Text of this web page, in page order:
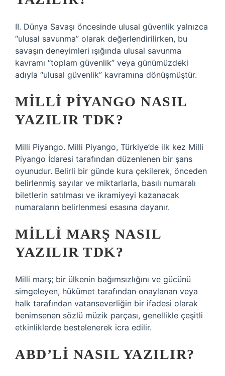
II. Dünya Savaşı öncesinde ulusal güvenlik yalnızca
“ulusal savunma” olarak değerlendirilirken, bu
savaşın deneyimleri ışığında ulusal savunma
kavramı “toplam güvenlik” veya günümüzdeki
adıyla “ulusal güvenlik” kavramına dönüşmüştür.
MILLI PIYANGO NASIL
YAZILIR TDK?
Milli Piyango. Milli Piyango, Türkiye’de ilk kez Milli
Piyango İdaresi tarafından düzenlenen bir şans
oyunudur. Belirli bir günde kura çekilerek, önceden
belirlenmiş sayılar ve miktarlarla, basılı numaralı
biletlerin satılması ve ikramiyeyi kazanacak
numaraların belirlenmesi esasına dayanır.
MILLI MARŞ NASIL
YAZILIR TDK?
Milli marş; bir ülkenin bağımsızlığını ve gücünü
simgeleyen, hükümet tarafından onaylanan veya
halk tarafından vatanseverliğin bir ifadesi olarak
benimsenen sözlü müzik parçası, genellikle çeşitli
etkinliklerde bestelenerek icra edilir.
ABD’LI NASIL YAZILIR?